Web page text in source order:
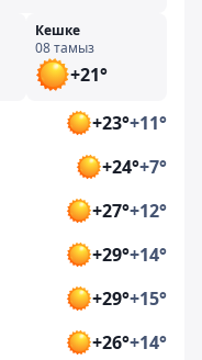
Кешке
08 тамыз
+21°
+23°+11°
+24°+7°
+27°+12°
+29°+14°
+29°+15°
+26°+14°